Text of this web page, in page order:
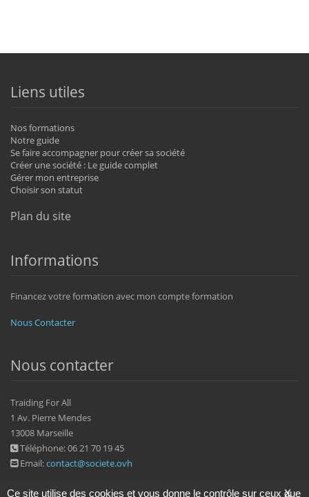
Liens utiles
Nos formations
Notre guide
Se faire accompagner pour créer sa société
Créer une société : Le guide complet
Gérer mon entreprise
Choisir son statut
Plan du site
Informations
Financez votre formation avec mon compte formation
Nous Contacter
Nous contacter
Traiding For All
1 Av. Pierre Mendes
13008 Marseille
Téléphone: 06 21 70 19 45
Email:contact@societe.ovh
X
Ce site utilise des cookies et vous donne le contrôle sur ceux que